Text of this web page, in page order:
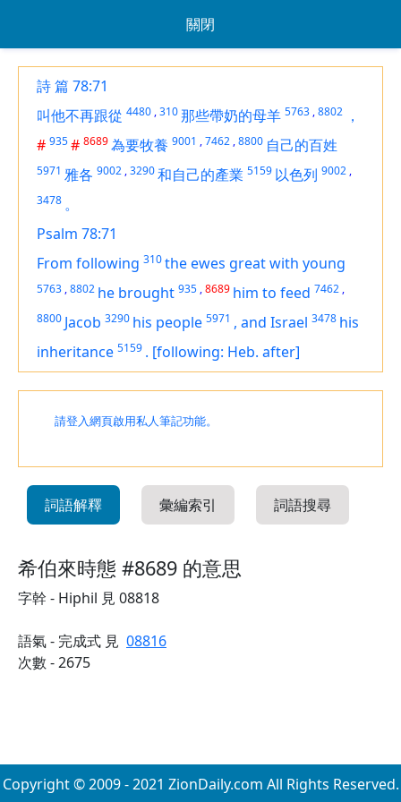
關閉
詩 篇 78:71
叫他不再跟從 4480 ,310那些帶奶的母羊 5763 ,8802 ，
# 935# 8689為要牧養 9001 ,7462 ,8800 自己的百姓
5971 雅各 9002 ,3290和自己的產業 5159 以色列 9002 ,
3478 。
Psalm 78:71
From following 310the ewes great with young
5763 ,8802 he brought 935 ,8689 him to feed 7462 ,
8800 Jacob 3290 his people 5971 , and Israel 3478 his
inheritance 5159 . [following: Heb. after]
請登入網頁啟用私人筆記功能。
詞語解釋 彙編索引 詞語搜尋
希伯來時態 #8689 的意思
字幹 - Hiphil 見 08818
語氣 - 完成式 見 08816
次數 - 2675
Copyright © 2009 - 2021 ZionDaily.com All Rights Reserved.